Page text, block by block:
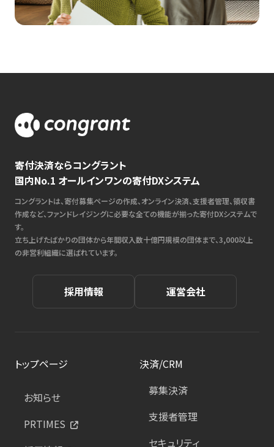
寄付決済ならコングラント
国内No.1 オールインワンの寄付DXシステム
コングラントは、寄付募集ページの作成、オンライン決済、支援者管理、領収書
作成など、ファンドレイジングに必要な全ての機能が揃った寄付DXシステムで
す。
立ち上げたばかりの団体から年間収入数十億円規模の団体まで、3,000以上
の非営利組織に選ばれています。
採用情報 運営会社
トップページ
お知らせ
PRTIMES
決済/CRM
募集決済
支援者管理
セキュリティ